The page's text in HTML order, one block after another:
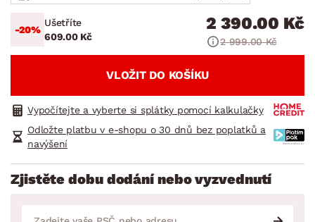
-20%
Ušetříte
609.00 Kč
2 390.00 Kč
2 999.00 Kč
VLOŽIT DO KOŠÍKU
Vypočítejte a vyberte si splátky pomocí kalkulačky
Odložte platbu v e-shopu o 30 dnů bez poplatků a
navýšení
Zjistěte dobu dodání nebo vyzvednutí